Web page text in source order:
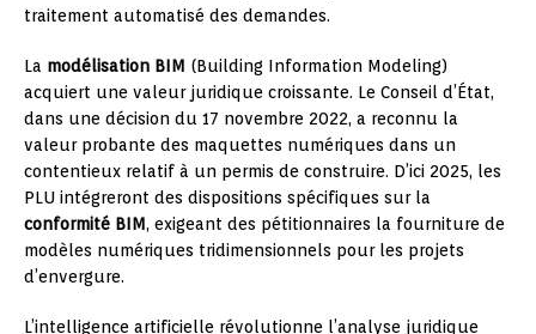
traitement automatisé des demandes.
La modélisation BIM (Building Information Modeling)
acquiert une valeur juridique croissante. Le Conseil d’État,
dans une décision du 17 novembre 2022, a reconnu la
valeur probante des maquettes numériques dans un
contentieux relatif à un permis de construire. D’ici 2025, les
PLU intégreront des dispositions spécifiques sur la
conformité BIM, exigeant des pétitionnaires la fourniture de
modèles numériques tridimensionnels pour les projets
d’envergure.
L’intelligence artificielle révolutionne l’analyse juridique